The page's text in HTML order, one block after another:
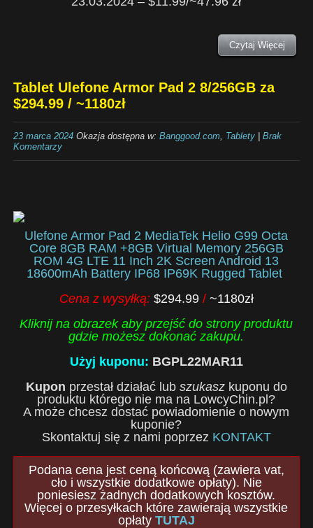
Czytaj Więcej
Tablet Ulefone Armor Pad 2 8/256GB za
$294.99 / ~1180zł
23 marca 2024Okazja dostępna w: Banggood.com, Tablety| Brak
Komentarzy
Ulefone Armor Pad 2 MediaTek Helio G99 Octa
Core 8GB RAM +8GB Virtual Memory 256GB
ROM 4G LTE 11 Inch 2K Screen Android 13
18600mAh Battery IP68 IP69K Rugged Tablet
Cena z wysyłką: $294.99 / ~1180zł
Kliknij na obrazek aby przejść do strony produktu
gdzie możesz dokonać zakupu.
Użyj kuponu: BGPL22MAR11
Kupon przestał działać lub szukaszkuponu do
produktu którego nie ma na LowcyChin.pl?
A może chcesz dostać powiadomienie o nowym
kuponie?
Skontaktuj się z nami poprzez KONTAKT
Podana cena jest ceną końcową (zawiera vat,
cło i wszystkie dodatkowe opłaty). Nie
poniesiesz żadnych dodatkowych kosztów.
Więcej o przesyłkach które zawierają wszystkie
opłaty TUTAJ